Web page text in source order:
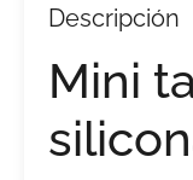
Descripción
Mini